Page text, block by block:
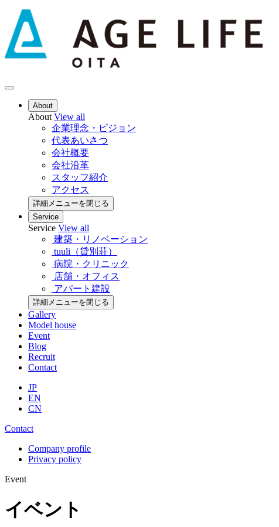
About
About View all
企業理念・ビジョン
代表あいさつ
会社概要
会社沿革
スタッフ紹介
アクセス
詳細メニューを閉じる
Service
Service View all
建築・リノベーション
tuuli（貸別荘）
病院・クリニック
店舗・オフィス
アパート建設
詳細メニューを閉じる
Gallery
Model house
Event
Blog
Recruit
Contact
JP
EN
CN
Contact
Company profile
Privacy policy
Event
イベント